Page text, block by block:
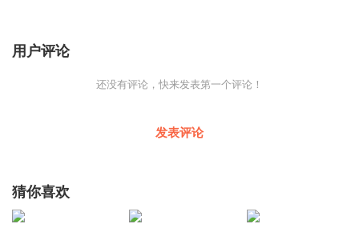
用户评论
还没有评论，快来发表第一个评论！
发表评论
猜你喜欢